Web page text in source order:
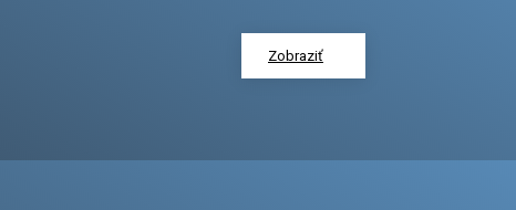
Zobraziť